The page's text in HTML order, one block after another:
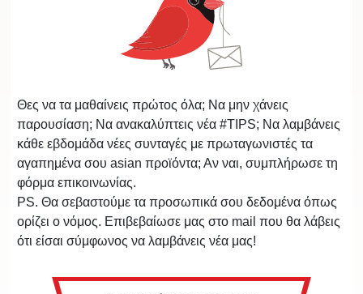
Θες να τα μαθαίνεις πρώτος όλα; Να μην χάνεις
παρουσίαση; Να ανακαλύπτεις νέα #TIPS; Να λαμβάνεις
κάθε εβδομάδα νέες συνταγές με πρωταγωνιστές τα
αγαπημένα σου asian προϊόντα; Αν ναι, συμπλήρωσε τη
φόρμα επικοινωνίας.
PS. Θα σεβαστούμε τα προσωπικά σου δεδομένα όπως
ορίζει ο νόμος. Επιβεβαίωσε μας στο mail που θα λάβεις
ότι είσαι σύμφωνος να λαμβάνεις νέα μας!